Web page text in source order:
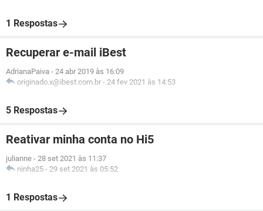
1 Respostas
Recuperar e-mail iBest
AdrianaPaiva - 24 abr 2019 às 16:09
originado.x@ibest.com.br - 24 fev 2021 às 14:53
5 Respostas
Reativar minha conta no Hi5
julianne - 28 set 2021 às 11:37
ninha25 - 29 set 2021 às 05:52
1 Respostas